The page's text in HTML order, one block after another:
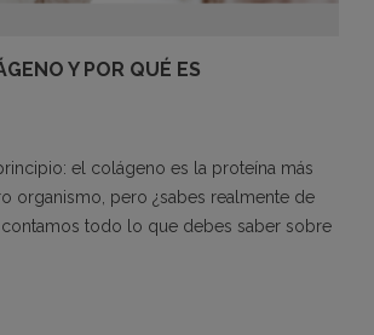
Y POR QUÉ ES
el colágeno es la proteína más
organismo, pero ¿sabes realmente de
contamos todo lo que debes saber sobre